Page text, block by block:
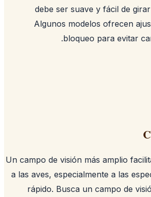
debe ser suave y fácil
Algunos modelos
bloqueo para
Un campo de visión más amplio
a las aves, especialmente a las
rápido. Busca un campo